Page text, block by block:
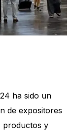
ha sido un
de expositores
productos y